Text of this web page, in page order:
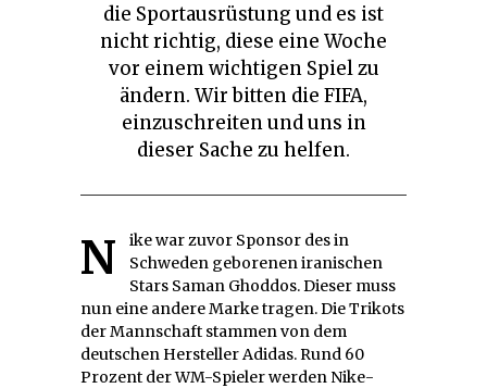
die Sportausrüstung und es ist
nicht richtig, diese eine Woche
vor einem wichtigen Spiel zu
ändern. Wir bitten die FIFA,
einzuschreiten und uns in
dieser Sache zu helfen.
Nike war zuvor Sponsor des in
Schweden geborenen iranischen
Stars Saman Ghoddos. Dieser muss
nun eine andere Marke tragen. Die Trikots
der Mannschaft stammen von dem
deutschen Hersteller Adidas. Rund 60
Prozent der WM-Spieler werden Nike-